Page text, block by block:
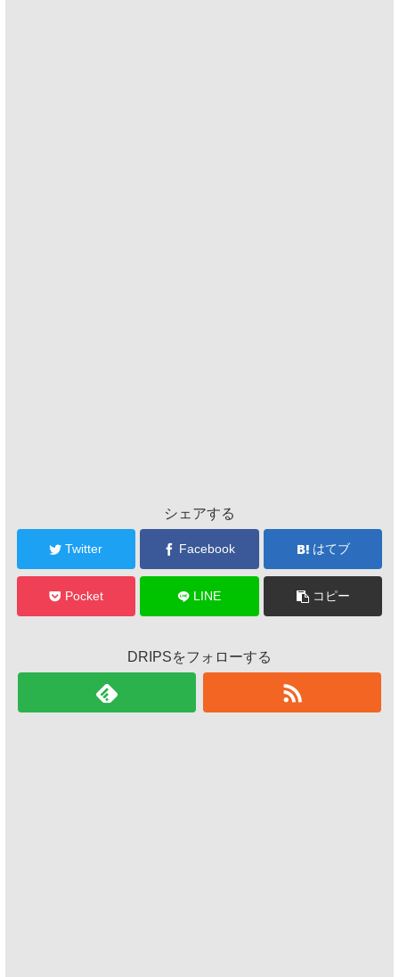
シェアする
Twitter Facebook はてブ
Pocket LINE コピー
DRIPSをフォローする